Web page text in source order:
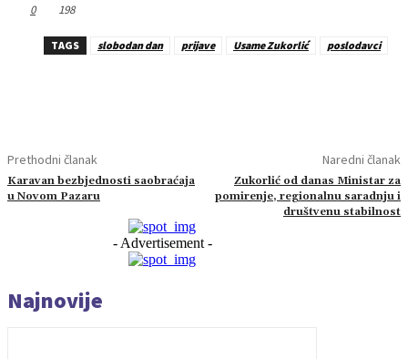
0 198
TAGS slobodan dan prijave Usame Zukorlić poslodavci
Prethodni članak
Karavan bezbjednosti saobraćaja
u Novom Pazaru
Naredni članak
Zukorlić od danas Ministar za
pomirenje, regionalnu saradnju i
društvenu stabilnost
- Advertisement -
Najnovije